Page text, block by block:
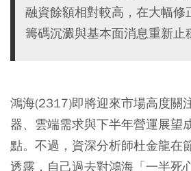
融資餘額相對較高，在大幅修
籌碼沉澱與基本面消息重新止
鴻海(2317)即將迎來市場高度關
器、雲端需求與下半年營運展望
點。不過，資深分析師杜金龍在
透露，自己過去對鴻海「一半死